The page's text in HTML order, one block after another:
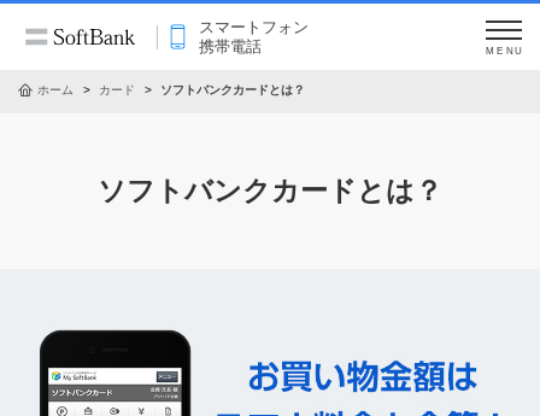
スマートフォン
携帯電話
MENU
ホーム カード ソフトバンクカードとは？
ソフトバンクカードとは？